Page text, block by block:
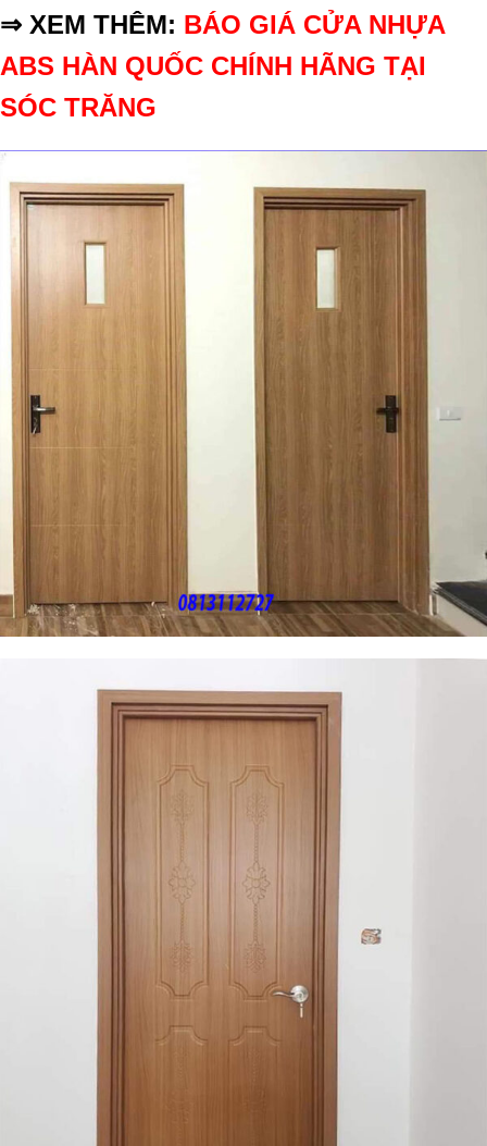
⇒ XEM THÊM: BÁO GIÁ CỬA NHỰA
ABS HÀN QUỐC CHÍNH HÃNG TẠI
SÓC TRĂNG